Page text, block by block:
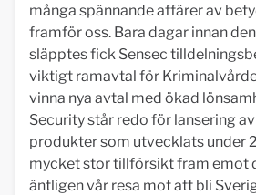
många spännande affärer av
framför oss. Bara dagar innan
släpptes fick Sensec
viktigt ramavtal för
vinna nya avtal med ökad
Security står redo för lansering
produkter som utvecklats under
mycket stor tillförsikt fram emot
äntligen vår resa mot att bli